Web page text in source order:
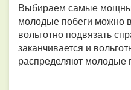
Выбираем самые
молодые побеги можно
вольготно подвязать
заканчивается и
распределяют молодые